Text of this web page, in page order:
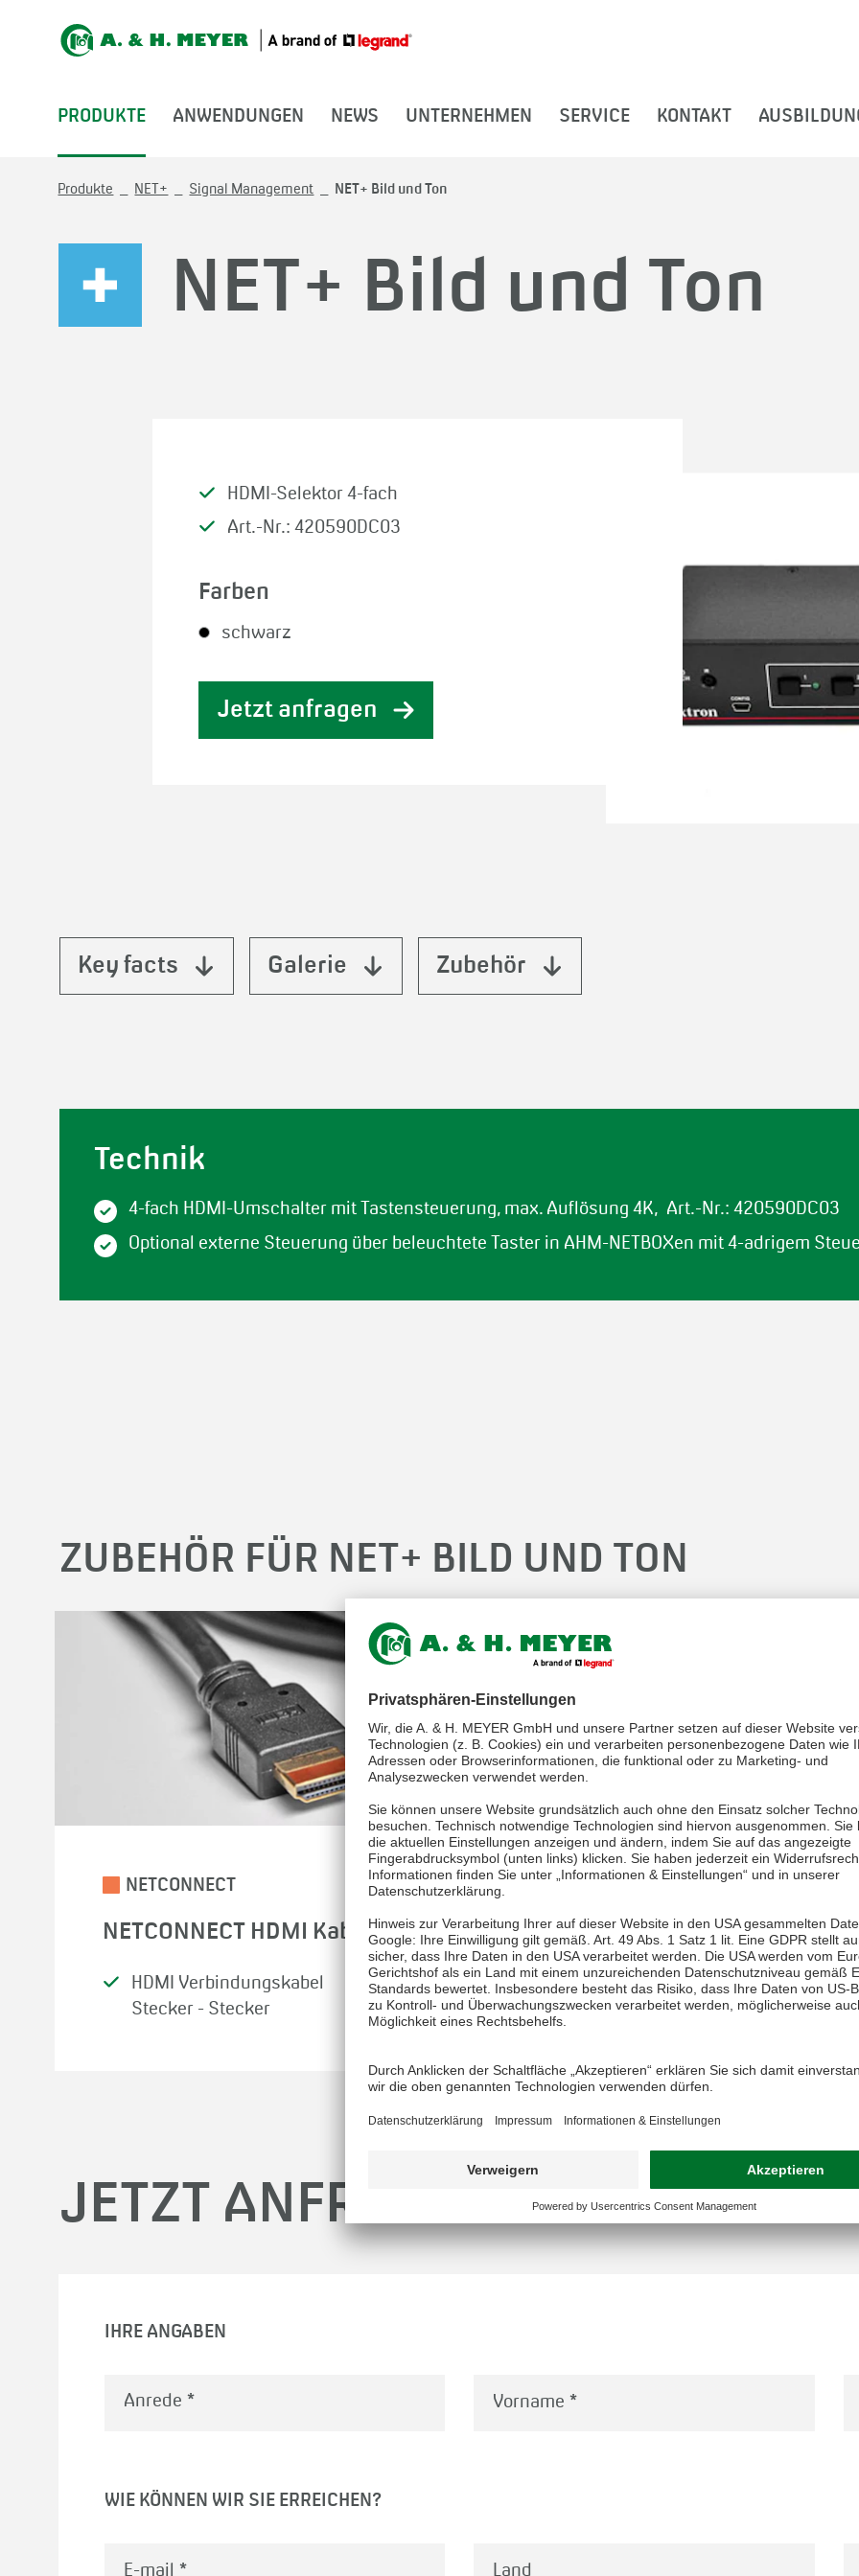
PRODUKTE ANWENDUNGEN NEWS UNTERNEHMEN SERVICE KONTAKT
Produkte NET+ Signal Management NET+ Bild und Ton
NET+ Bild und Ton
HDMI-Selektor 4-fach
Art.-Nr.: 420590DC03
Farben
schwarz
Jetzt anfragen
Key facts Galerie Zubehör
Technik
4-fach HDMI-Umschalter mit Tastensteuerung, max. Auflösung 4K, Art.-Nr.: 420590DC03
Optional externe Steuerung über beleuchtete Taster in AHM-NETBOXen mit 4-adrigem
ZUBEHÖR FÜR NET+ BILD UND TON
NETCONNECT
NETCONNECT HDMI Kabel
HDMI Verbindungskabel
Stecker - Stecker
JETZT ANFRAGEN
IHRE ANGABEN
Vorname *
WIE KÖNNEN WIR SIE ERREICHEN?
E-mail * Land